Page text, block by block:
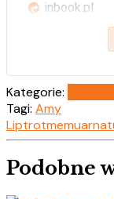
inbook.pl
Kategorie:
Tagi: Amy
Liptrotmemuar
Podobne